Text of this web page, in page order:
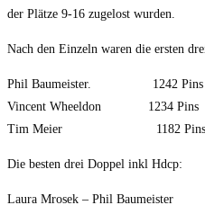
der Plätze 9-16 zugelost wurden.
Nach den Einzeln waren die ersten
Phil Baumeister. 1242 Pins
Vincent Wheeldon 1234 Pins
Tim Meier 1182 Pins
Die besten drei Doppel inkl Hdcp:
Laura Mrosek – Phil